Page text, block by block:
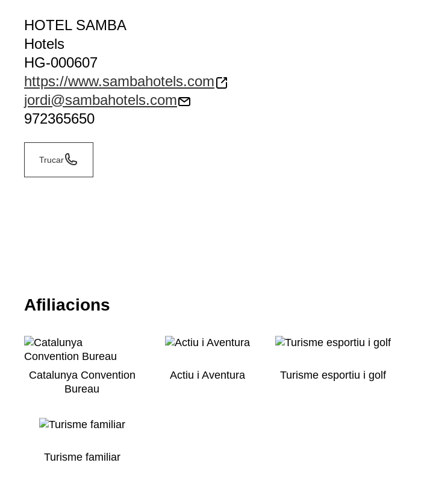
HOTEL SAMBA
Hotels
HG-000607
https://www.sambahotels.com
jordi@sambahotels.com
972365650
Trucar
Afiliacions
Catalunya Convention
Bureau
Actiu i Aventura Turisme esportiu i golf
Turisme familiar